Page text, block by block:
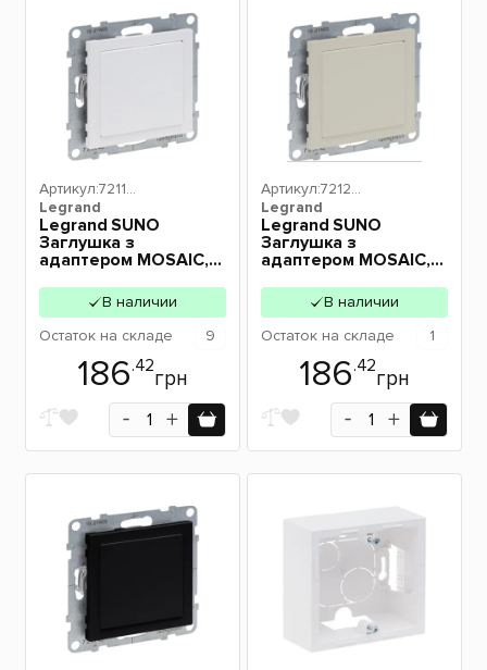
Legrand
Артикул:72114
3
Legrand SUNO
Заглушка з
адаптером MOSAIC,
В наличии
Остаток на складе 9
186.42
грн
Legrand
Артикул:72124
3
Legrand SUNO
Заглушка з
адаптером MOSAIC,
721243В наличии
Остаток на складе 1
186.42
грн